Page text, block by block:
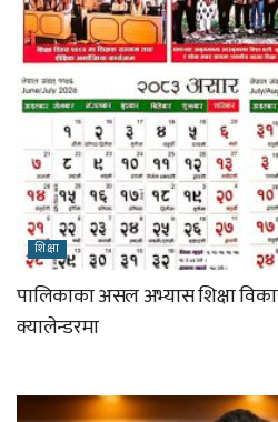
शिक्षा
पालिकाका असल अभ्यास शिक्षा
क्यालेन्डरमा